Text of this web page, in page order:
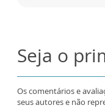
Seja o
Os comentários e
seus autores e não